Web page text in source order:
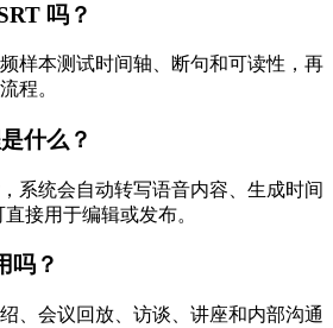
吗？
样本测试时间轴、断句和可读性，再
程。
什么？
系统会自动转写语音内容、生成时间
接用于编辑或发布。
吗？
、会议回放、访谈、讲座和内部沟通